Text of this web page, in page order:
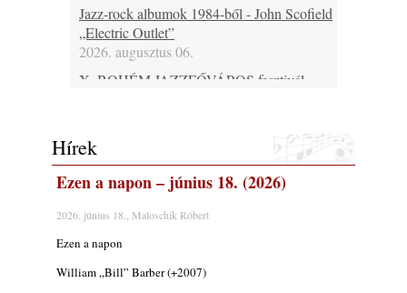
Jazz-rock albumok 1984-ből - John Scofield
„Electric Outlet”
2026. augusztus 06.
X. BOHÉM JAZZFŐVÁROS fesztivál,
tánc!
2026. augusztus 05.
Magyar Jazz ABC – 541. rész: Juhász
2026. augusztus 05.
Jazz-rock albumok 1983-ból - John Scofield
„Out like a Light”
Hírek
Ezen a napon – június 18. (2026)
2026. június 18., Maloschik Róbert
Ezen a napon
William „Bill” Barber (+2007)